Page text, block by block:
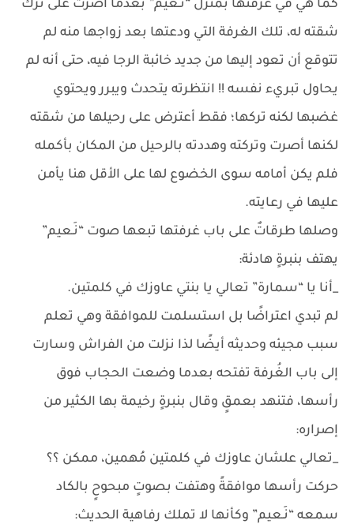
كما هي في غرفتها بمنزل “نَـعيم” بعدما أصرت على ترك
شقته له، تلك الغرفة التي ودعتها بعد زواجها منه لم
تتوقع أن تعود إليها من جديد خائبة الرجا فيه، حتى أنه لم
يحاول تبريء نفسه !! انتظرته يتحدث ويبرر ويحتوي
غضبها لكنه تركها؛ فقط أعترض على رحيلها من شقته
لكنها أصرت وتركته وهددته بالرحيل من المكان بأكمله
فلم يكن أمامه سوى الخضوع لها على الأقل هنا يأمن
عليها في رعايته.
وصلها طرقاتٌ على باب غرفتها تبعها صوت “نَـعيم”
يهتف بنبرةٍ هادئة:
_أنا يا “سمارة” تعالي يا بنتي عاوزك في كلمتين.
لم تبدي اعتراضًا بل استسلمت للموافقة وهي تعلم
سبب مجيئه وحديثه أيضًا لذا نزلت من الفراش وسارت
إلى باب الغُرفة تفتحه بعدما وضعت الحجاب فوق
رأسها، فتنهد بعمقٍ وقال بنبرةٍ رخيمة بها الكثير من
إصراره:
_تعالي علشان عاوزك في كلمتين مُهمين، ممكن ؟؟
حركت رأسها موافقةً وهتفت بصوتٍ مبحوحٍ بالكاد
سمعه “نَـعيم” وكأنها لا تملك رفاهية الحديث: